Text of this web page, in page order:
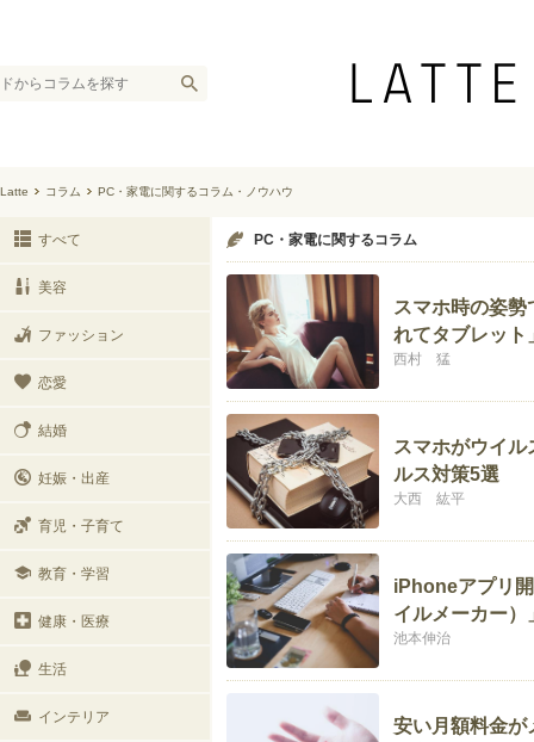
Latte コラム PC・家電に関するコラム・ノウハウ
すべて
美容
ファッション
恋愛
結婚
妊娠・出産
育児・子育て
教育・学習
健康・医療
生活
インテリア
PC・家電に関するコラム
スマホ時の姿
れてタブレット
西村 猛
スマホがウイ
ルス対策5選
大西 紘平
iPhoneアプリ
イルメーカー）
池本伸治
安い月額料金が